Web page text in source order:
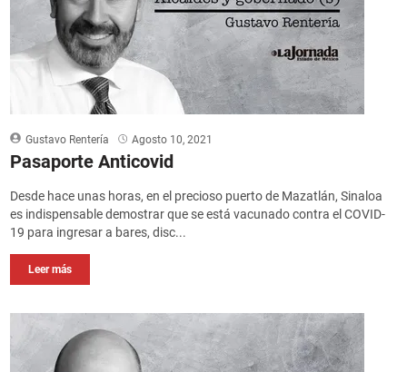
Gustavo Rentería Agosto 10, 2021
Pasaporte Anticovid
Desde hace unas horas, en el precioso puerto de Mazatlán, Sinaloa
es indispensable demostrar que se está vacunado contra el COVID-
19 para ingresar a bares, disc...
Leer más